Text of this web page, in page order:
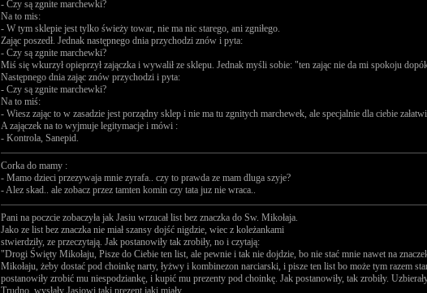
- Czy są zgnite marchewki?
Na to mis:
- W tym sklepie jest tylko świeży towar, nie ma nic starego, ani zgniłego.
Zając poszedł. Jednak następnego dnia przychodzi znów i pyta:
- Czy są zgnite marchewki?
Miś się wkurzył opieprzył zajączka i wywalił ze sklepu. Jednak myśli sobie: "ten zając nie da mi spokoju
Następnego dnia zając znów przychodzi i pyta:
- Czy są zgnite marchewki?
Na to miś:
- Wiesz zając to w zasadzie jest porządny sklep i nie ma tu zgnitych marchewek, ale specjalnie dla ciebie
A zajączek na to wyjmuje legitymacje i mówi :
- Kontrola, Sanepid.
Corka do mamy :
- Mamo dzieci przezywaja mnie zyrafa.. czy to prawda ze mam dluga szyje?
- Alez skad.. ale zobacz przez tamten komin czy tata juz nie wraca..
Pani na poczcie zobaczyła jak Jasiu wrzucał list bez znaczka do Sw. Mikołaja.
Jako ze list bez znaczka nie miał szansy dojść nigdzie, wiec z koleżankami
stwierdziły, ze przeczytają. Jak postanowiły tak zrobiły, no i czytają:
"Drogi Święty Mikołaju, Pisze do Ciebie ten list, ale pewnie i tak nie dojdzie, bo nie stać mnie nawet na
Mikołaju, żeby dostać pod choinkę narty, łyżwy i kombinezon narciarski, i pisze ten list bo może tym razem
postanowiły zrobić mu niespodziankę, i kupić mu prezenty pod choinkę. Jak postanowiły, tak zrobiły.
Trudno, wysłały Jasiowi taki prezent jaki miały.